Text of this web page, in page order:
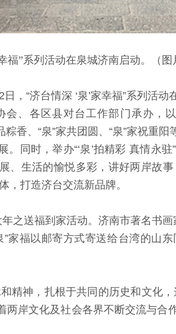
福”系列活动在泉城济南启动。（
“济台情深 ‘泉’家幸福”系列活动
会、各区县对台工作部门承办，
粽香、“泉”家共团圆、“泉”家祝
同时，举办“‘泉’拍精彩 真情永
、生活的愉悦多彩，讲好两岸故
，打造济台交流新品牌。
送福到家活动。济南市著名书画
家福以邮寄方式寄送给台湾的山
神，扎根于共同的历史和文化，
两岸文化及社会各界不断交流与